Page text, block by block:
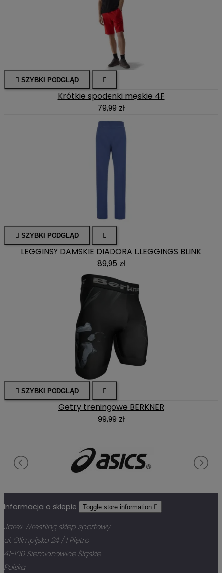
 SZYBKI PODGLĄD 
Krótkie spodenki męskie 4F
79,99 zł
 SZYBKI PODGLĄD 
LEGGINSY DAMSKIE DIADORA L.LEGGINGS BLINK
89,95 zł
 SZYBKI PODGLĄD 
Getry treningowe BERKNER
99,99 zł
Informacja o sklepie Toggle store information 
Jarex Wrestling sklep sportowy
ul. Olimpijska 24 / I Piętro
41-100 Siemianowice Śląskie
Polska